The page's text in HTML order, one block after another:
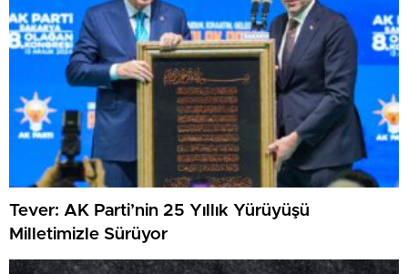
Tever: AK Parti’nin 25 Yıllık Yürüyüşü
Milletimizle Sürüyor